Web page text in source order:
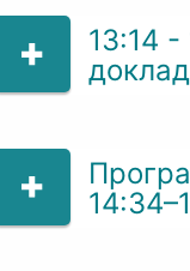
13:14